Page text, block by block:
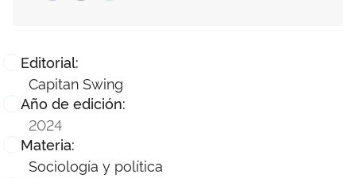
Editorial:
Capitan Swing
Año de edición:
2024
Materia:
Sociología y política